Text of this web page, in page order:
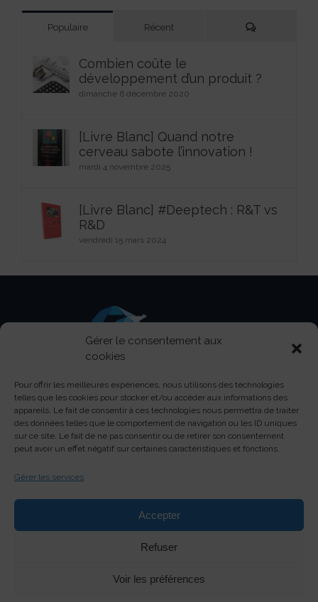
Gérer le consentement aux
cookies
Pour offrir les meilleures expériences, nous utilisons des technologies
telles que les cookies pour stocker et/ou accéder aux informations des
appareils. Le fait de consentir à ces technologies nous permettra de traiter
des données telles que le comportement de navigation ou les ID uniques
sur ce site. Le fait de ne pas consentir ou de retirer son consentement
peut avoir un effet négatif sur certaines caractéristiques et fonctions.
Gérer les services
Accepter
Refuser
Voir les préférences
Populaire Récent Commentaires
Combien coûte le
développement d’un produit ?
dimanche 6 décembre 2020
[Livre Blanc] Quand notre
cerveau sabote l’innovation !
mardi 4 novembre 2025
[Livre Blanc] #Deeptech : R&T vs
R&D
vendredi 15 mars 2024
Centre d’activités Pasteur - 150 boulevard Pasteur -
13730 Saint-Victoret
contact@soream.com
+33 (0)4 42 88 19 79
Contactez-nous